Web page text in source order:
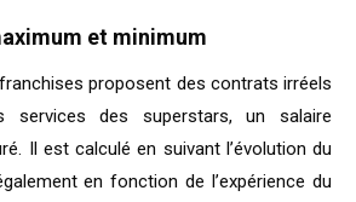
et minimum
proposent des contrats irréels
services des superstars, un salaire
Il est calculé en suivant l’évolution du
en fonction de l’expérience du